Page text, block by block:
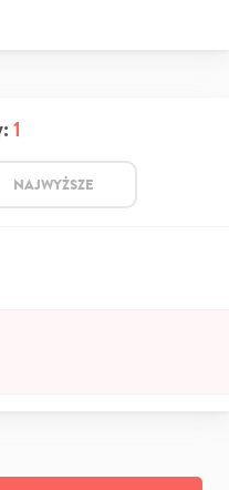
1
NAJWYŻSZE